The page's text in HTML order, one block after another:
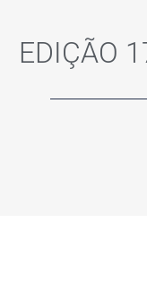
EDIÇÃO